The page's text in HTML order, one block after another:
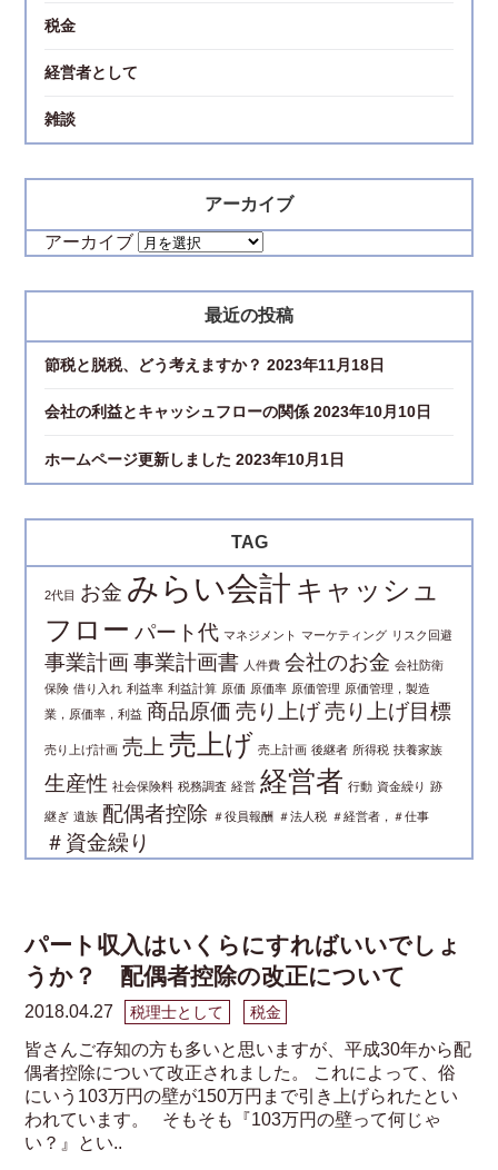
税金
経営者として
雑談
アーカイブ
アーカイブ
最近の投稿
節税と脱税、どう考えますか？ 2023年11月18日
会社の利益とキャッシュフローの関係 2023年10月10日
ホームページ更新しました 2023年10月1日
TAG
2代目 お金 みらい会計 キャッシュ
フロー パート代 マネジメント マーケティング リスク回避
事業計画 事業計画書 人件費 会社のお金 会社防衛
保険 借り入れ 利益率 利益計算 原価 原価率 原価管理 原価管理，製造
業，原価率，利益 商品原価 売り上げ売り上げ目標
売り上げ計画 売上 売上げ 売上計画 後継者 所得税 扶養家族
生産性 社会保険料 税務調査 経営 経営者 行動 資金繰り 跡
継ぎ 遺族 配偶者控除 ＃役員報酬 ＃法人税 ＃経営者，＃仕事
＃資金繰り
パート収入はいくらにすればいいでしょ
うか？ 配偶者控除の改正について
2018.04.27 税理士として 税金
皆さんご存知の方も多いと思いますが、平成30年から配
偶者控除について改正されました。 これによって、俗
にいう103万円の壁が150万円まで引き上げられたとい
われています。 そもそも『103万円の壁って何じゃ
い？』とい..